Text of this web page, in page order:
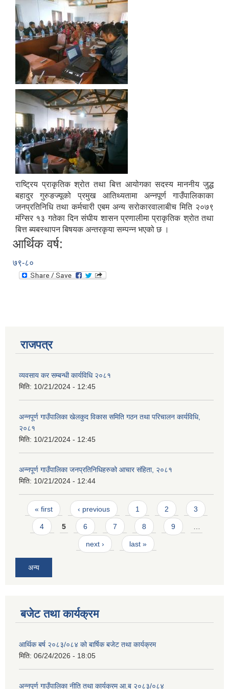
राष्ट्रिय प्राकृतिक श्रोत तथा बित्त आयोगका सदस्य माननीय जुद्ध
बहादुर गुरुङज्यूको प्रमुख आतिथ्यतामा अन्नपूर्ण गाउँपालिकाका
जनप्रतिनिधि तथा कर्मचारी एबम अन्य सरोकारवालाबीच मिति २०७९
मंग्सिर १३ गतेका दिन संघीय शासन प्रणालीमा प्राकृतिक श्रोत तथा
बित्त ब्यबस्थापन बिषयक अन्तरकृया सम्पन्न भएको छ ।
आर्थिक वर्ष:
७९-८०
राजपत्र
व्यवसाय कर सम्बन्धी कार्यविधि २०८१
मिति: 10/21/2024 - 12:45
अन्नपूर्ण गाउँपालिका खेलकुद विकास समिति गठन तथा परिचालन कार्यविधि,
२०८१
मिति: 10/21/2024 - 12:45
अन्नपूर्ण गाउँपालिका जनप्रतिनिधिहरुको आचार संहिता, २०८१
मिति: 10/21/2024 - 12:44
Pages
« first ‹ previous 1 2 3
4 5 6 7 8 9
next › last »
अन्य
बजेट तथा कार्यक्रम
आर्थिक बर्ष २०८३/०८४ को बार्षिक बजेट तथा कार्यक्रम
मिति: 06/24/2026 - 18:05
अन्नपूर्ण गाउँपालिका नीति तथा कार्यक्रम आ.ब २०८३/०८४